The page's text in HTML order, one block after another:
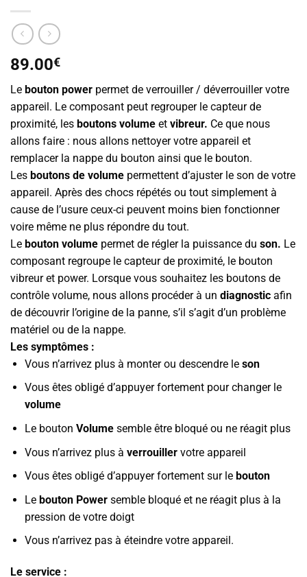
89.00€
Le bouton power permet de verrouiller / déverrouiller votre
appareil. Le composant peut regrouper le capteur de
proximité, les boutons volume et vibreur. Ce que nous
allons faire : nous allons nettoyer votre appareil et
remplacer la nappe du bouton ainsi que le bouton.
Les boutons de volume permettent d’ajuster le son de votre
appareil. Après des chocs répétés ou tout simplement à
cause de l’usure ceux-ci peuvent moins bien fonctionner
voire même ne plus répondre du tout.
Le bouton volume permet de régler la puissance du son. Le
composant regroupe le capteur de proximité, le bouton
vibreur et power. Lorsque vous souhaitez les boutons de
contrôle volume, nous allons procéder à un diagnostic afin
de découvrir l’origine de la panne, s’il s’agit d’un problème
matériel ou de la nappe.
Les symptômes :
Vous n’arrivez plus à monter ou descendre le son
Vous êtes obligé d’appuyer fortement pour changer le
volume
Le bouton Volumesemble être bloqué ou ne réagit plus
Vous n’arrivez plus à verrouillervotre appareil
Vous êtes obligé d’appuyer fortement sur le bouton
Le bouton Powersemble bloqué et ne réagit plus à la
pression de votre doigt
Vous n’arrivez pas à éteindre votre appareil.
Le service :